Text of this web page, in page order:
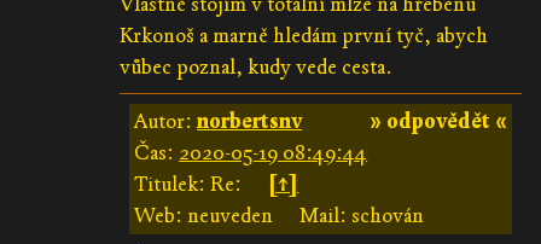
Krkonoš a marně hledám první tyč, abych
vůbec poznal, kudy vede cesta.
» odpovědět «
Autor:norbertsnv
Čas: 2020-05-19 08:49:44
Titulek: Re:
[↑]
Web: neuveden
Mail: schován